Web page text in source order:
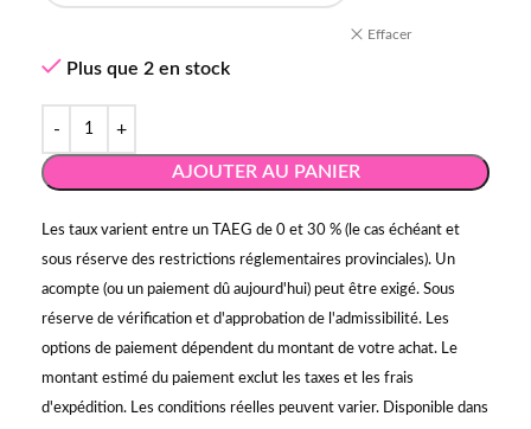
Effacer
Plus que 2 en stock
AJOUTER AU PANIER
Les taux varient entre un TAEG de 0 et 30 % (le cas échéant et
sous réserve des restrictions réglementaires provinciales). Un
acompte (ou un paiement dû aujourd'hui) peut être exigé. Sous
réserve de vérification et d'approbation de l'admissibilité. Les
options de paiement dépendent du montant de votre achat. Le
montant estimé du paiement exclut les taxes et les frais
d'expédition. Les conditions réelles peuvent varier. Disponible dans